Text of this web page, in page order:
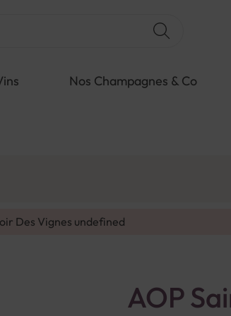
Nos Champagnes & Co
Des Vignes undefined
AOP